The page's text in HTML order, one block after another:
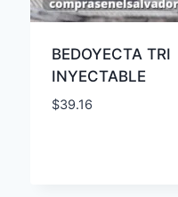
BEDOYECTA TRI
INYECTABLE
$39.16